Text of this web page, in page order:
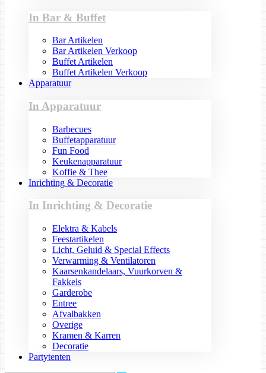
In Bar & Buffet
Bar Artikelen
Bar Artikelen Verkoop
Buffet Artikelen
Buffet Artikelen Verkoop
Apparatuur
In Apparatuur
Barbecues
Buffetapparatuur
Fun Food
Keukenapparatuur
Koffie & Thee
Inrichting & Decoratie
In Inrichting & Decoratie
Elektra & Kabels
Feestartikelen
Licht, Geluid & Special Effects
Verwarming & Ventilatoren
Kaarsenkandelaars, Vuurkorven &
Fakkels
Garderobe
Entree
Afvalbakken
Overige
Kramen & Karren
Decoratie
Partytenten